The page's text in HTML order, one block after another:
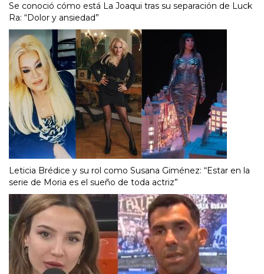
Se conoció cómo está La Joaqui tras su separación de Luck
Ra: “Dolor y ansiedad”
Leticia Brédice y su rol como Susana Giménez: “Estar en la
serie de Moria es el sueño de toda actriz”